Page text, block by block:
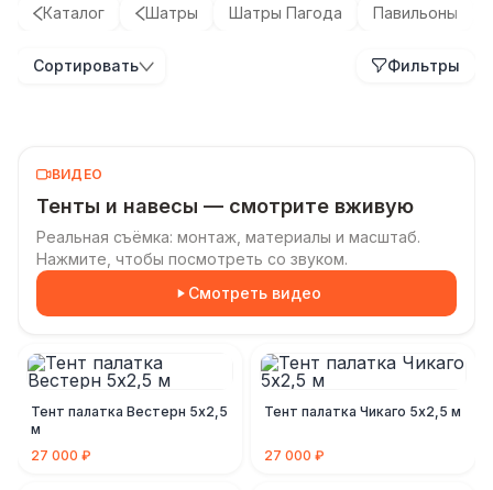
Каталог Шатры Шатры Пагода Павильоны
Сортировать Фильтры
шатров с вашим
Декор шатров для
Шатер 15×25 м:
ВИДЕО
Тенты и навесы — смотрите вживую
Реальная съёмка: монтаж, материалы и масштаб.
Нажмите, чтобы посмотреть со звуком.
Смотреть видео
Тент палатка Вестерн 5х2,5
м
27 000 ₽
Тент палатка Чикаго 5х2,5 м
27 000 ₽